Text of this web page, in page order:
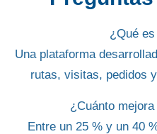
¿Qué
Una plataforma
rutas, visitas, pedidos
¿Cuánto
Entre un 25 % y un 40